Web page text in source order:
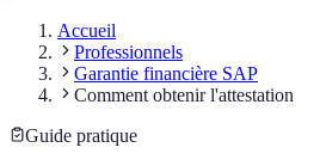
Accueil
Professionnels
Garantie financière SAP
Comment obtenir l'attestation
Guide pratique